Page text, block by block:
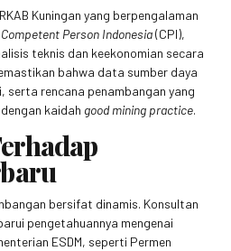
Kuningan yang berpengalaman
Competent Person Indonesia(CPI),
teknis dan keekonomian secara
bahwa data sumber daya
rencana penambangan yang
kaidah good mining practice.
bersifat dinamis. Konsultan
pengetahuannya mengenai
ESDM, seperti Permen